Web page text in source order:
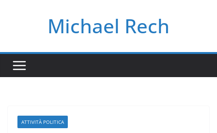
Michael Rech
ATTIVITÀ POLITICA